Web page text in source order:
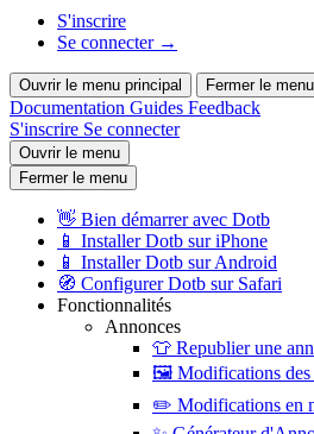
S'inscrire
Se connecter →
Ouvrir le menu principal Fermer le
Documentation Guides Feedback
S'inscrire Se connecter
Ouvrir le menu
Fermer le menu
👋 Bien démarrer avec Dotb
📱 Installer Dotb sur iPhone
📱 Installer Dotb sur Android
🧭 Configurer Dotb sur Safari
Fonctionnalités
Annonces
👕 Republier une
🖼️ Modifications des
✏️ Modifications en